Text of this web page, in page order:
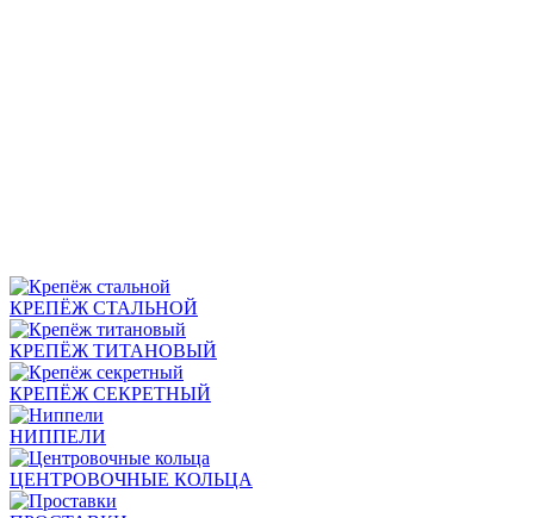
КРЕПЁЖ СТАЛЬНОЙ
КРЕПЁЖ ТИТАНОВЫЙ
КРЕПЁЖ СЕКРЕТНЫЙ
НИППЕЛИ
ЦЕНТРОВОЧНЫЕ КОЛЬЦА